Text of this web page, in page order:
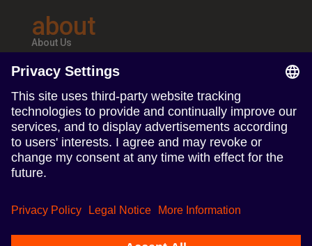
about
About Us
Teams & Offices
follow us
Follow us on Linkedin
Follow us on Instagram